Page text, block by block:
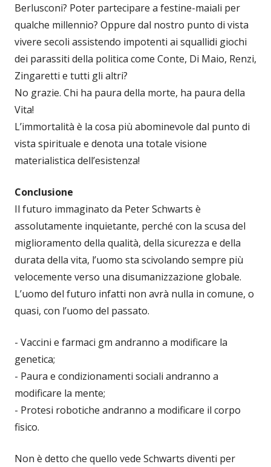
Berlusconi? Poter partecipare a festine-maiali per
qualche millennio? Oppure dal nostro punto di vista
vivere secoli assistendo impotenti ai squallidi giochi
dei parassiti della politica come Conte, Di Maio, Renzi,
Zingaretti e tutti gli altri?
No grazie. Chi ha paura della morte, ha paura della
Vita!
L’immortalità è la cosa più abominevole dal punto di
vista spirituale e denota una totale visione
materialistica dell’esistenza!
Conclusione
Il futuro immaginato da Peter Schwarts è
assolutamente inquietante, perché con la scusa del
miglioramento della qualità, della sicurezza e della
durata della vita, l’uomo sta scivolando sempre più
velocemente verso una disumanizzazione globale.
L’uomo del futuro infatti non avrà nulla in comune, o
quasi, con l’uomo del passato.
- Vaccini e farmaci gm andranno a modificare la
genetica;
- Paura e condizionamenti sociali andranno a
modificare la mente;
- Protesi robotiche andranno a modificare il corpo
fisico.
Non è detto che quello vede Schwarts diventi per